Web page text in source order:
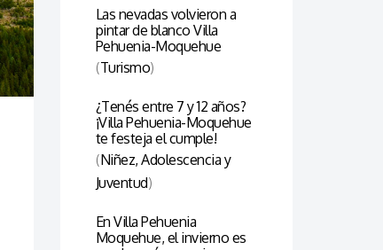
Las nevadas volvieron a
pintar de blanco Villa
Pehuenia-Moquehue
(Turismo)
¿Tenés entre 7 y 12 años?
¡Villa Pehuenia-Moquehue
te festeja el cumple!
(Niñez, Adolescencia y
Juventud)
En Villa Pehuenia
Moquehue, el invierno es